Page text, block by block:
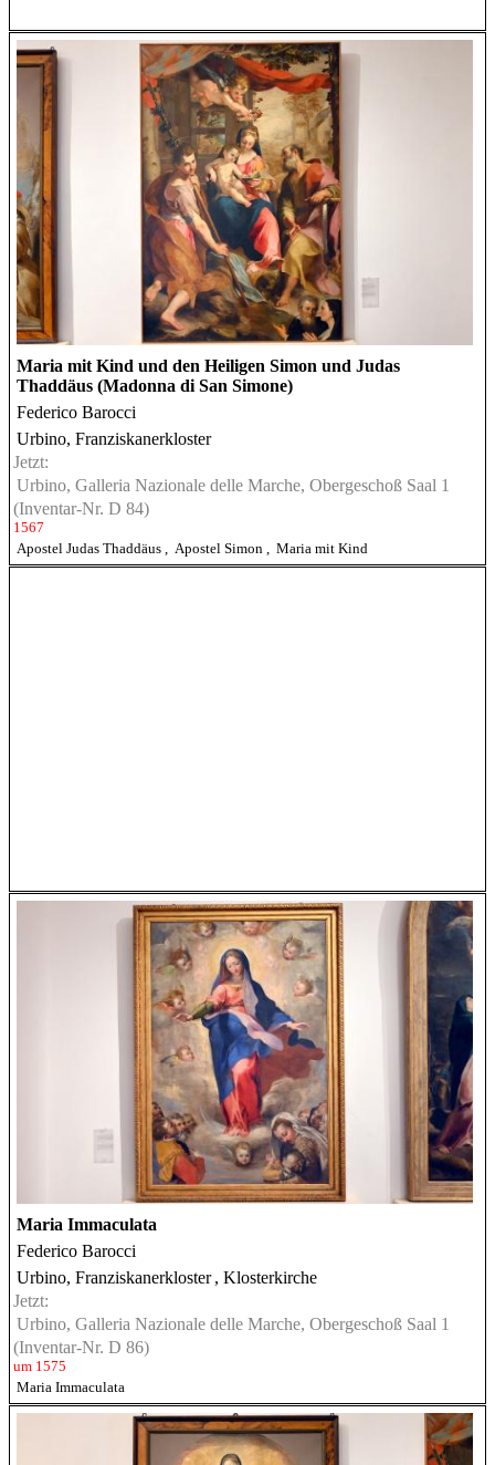
Maria mit Kind und den Heiligen Simon und Judas
Thaddäus (Madonna di San Simone)
Federico Barocci
Urbino, Franziskanerkloster
Jetzt:
Urbino, Galleria Nazionale delle Marche, Obergeschoß Saal 1
(Inventar-Nr. D 84)
1567
Apostel Judas Thaddäus
Apostel Simon Maria mit Kind
Maria Immaculata
Federico Barocci
Urbino, Franziskanerkloster , Klosterkirche
Jetzt:
Urbino, Galleria Nazionale delle Marche, Obergeschoß Saal 1
(Inventar-Nr. D 86)
um 1575
Maria Immaculata